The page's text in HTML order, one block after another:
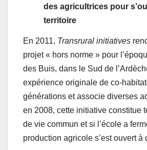
des agricultrices pour
territoire
En 2011, Transrural initiatives
projet « hors norme » pour
des Buis, dans le Sud de
expérience originale de co-
générations et associe diverses
en 2008, cette initiative constitue
de vie commun et si l’école a
production agricole s’est ouvert à